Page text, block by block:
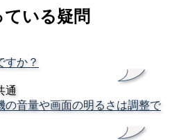
いる疑問
すか？
通
の音量や画面の明るさは調整で